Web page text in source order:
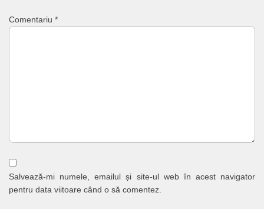
Comentariu *
Salvează-mi numele, emailul și site-ul web în acest navigator
pentru data viitoare când o să comentez.